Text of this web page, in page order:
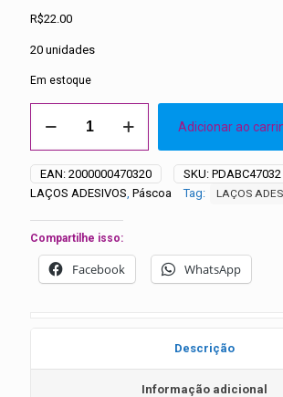
R$22.00
20 unidades
Em estoque
Médios
Rostinho
Coelho
-
unidades
Adicionar ao
EAN: 2000000470320 SKU: PDABC47032
LAÇOS ADESIVOS, Páscoa Tag: LAÇOS
Compartilhe isso:
Facebook WhatsApp
Descrição
Informação adicional